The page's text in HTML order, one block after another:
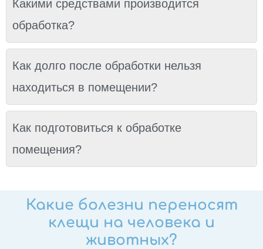
Какими средствами производится
обработка?
Как долго после обработки нельзя
находиться в помещении?
Как подготовиться к обработке
помещения?
Какие болезни переносят
клещи на человека и
животных?